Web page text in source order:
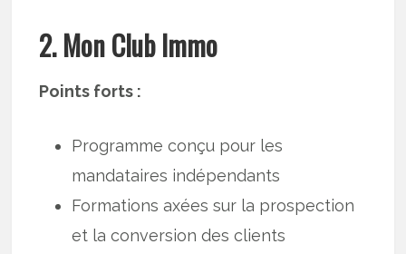
2. Mon Club Immo
Points forts :
Programme conçu pour les
mandataires indépendants
Formations axées sur la prospection
et la conversion des clients